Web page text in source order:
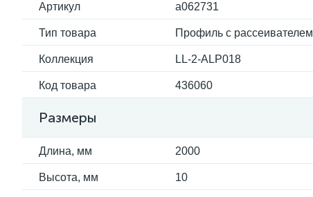
Артикул a062731
Тип товара Профиль с рассеивателем
Коллекция LL-2-ALP018
Код товара 436060
Размеры
Длина, мм 2000
Высота, мм 10